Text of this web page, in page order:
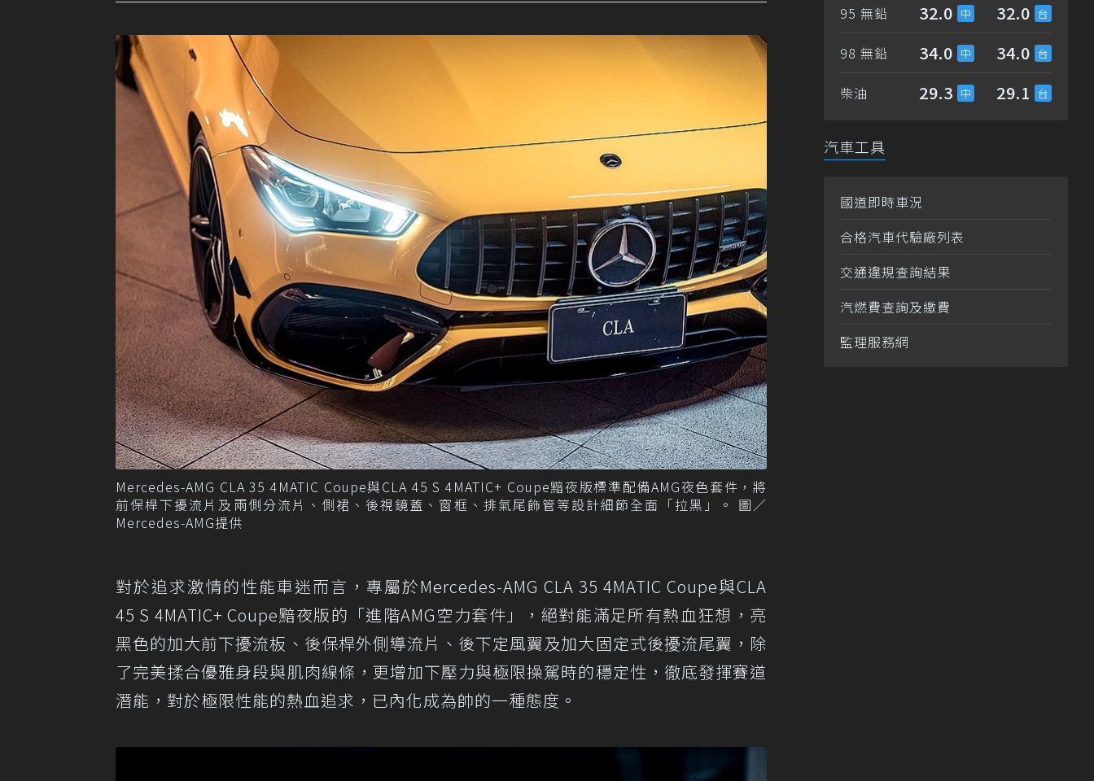
Mercedes-AMG CLA 35 4MATIC Coupe與CLA 45 S 4MATIC+ Coupe黯夜版標準配備AMG夜色套件，將
前保桿下擾流片及兩側分流片、側裙、後視鏡蓋、窗框、排氣尾飾管等設計細節全面「拉黑」。 圖／
Mercedes-AMG提供
對於追求激情的性能車迷而言，專屬於Mercedes-AMG CLA 35 4MATIC Coupe與CLA
45 S 4MATIC+ Coupe黯夜版的「進階AMG空力套件」，絕對能滿足所有熱血狂想，亮
黑色的加大前下擾流板、後保桿外側導流片、後下定風翼及加大固定式後擾流尾翼，除
了完美揉合優雅身段與肌肉線條，更增加下壓力與極限操駕時的穩定性，徹底發揮賽道
潛能，對於極限性能的熱血追求，已內化成為帥的一種態度。
95 無鉛 32.0 32.0
98 無鉛 34.0 34.0
柴油 29.3 29.1
汽車工具
國道即時車況
合格汽車代驗廠列表
交通違規查詢結果
汽燃費查詢及繳費
監理服務網